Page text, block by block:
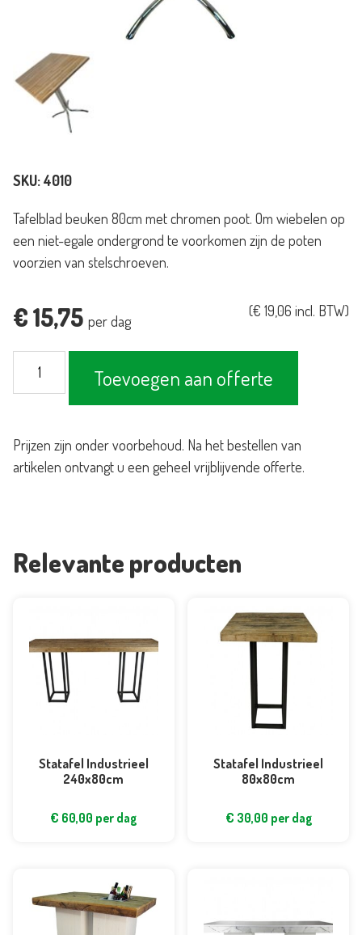
SKU:4010
Tafelblad beuken 80cm met chromen poot. Om wiebelen op
een niet-egale ondergrond te voorkomen zijn de poten
voorzien van stelschroeven.
€15,75 per dag
(€ 19,06 incl. BTW)
Woodstock
aantal
Toevoegen aan offerte
Prijzen zijn onder voorbehoud. Na het bestellen van
artikelen ontvangt u een geheel vrijblijvende offerte.
Relevante producten
Statafel Industrieel
240x80cm
€ 60,00 per dag
Statafel Industrieel
80x80cm
€ 30,00 per dag